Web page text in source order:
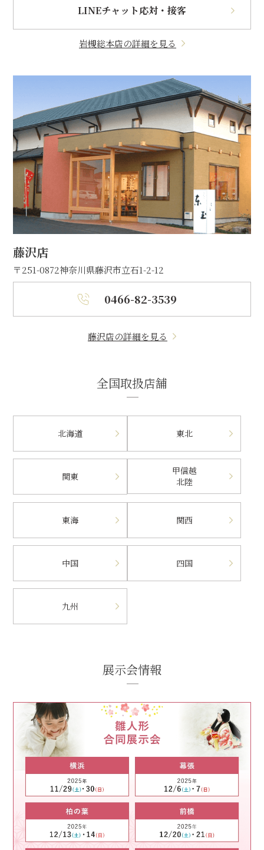
LINEチャット応対・接客
岩槻総本店の詳細を見る
藤沢店
〒251-0872神奈川県藤沢市立石1-2-12
0466-82-3539
藤沢店の詳細を見る
全国取扱店舗
北海道 東北
関東
甲信越
北陸
東海 関西
中国 四国
九州
展示会情報